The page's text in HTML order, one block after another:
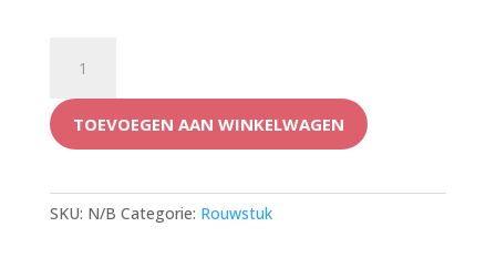
biedermeier
wit
aantalTOEVOEGEN AAN WINKELWAGEN
SKU: N/B Categorie: Rouwstuk